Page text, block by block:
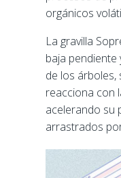
orgánicos
La gravilla
baja
de los
reacciona con
acelerando su
arrastrados